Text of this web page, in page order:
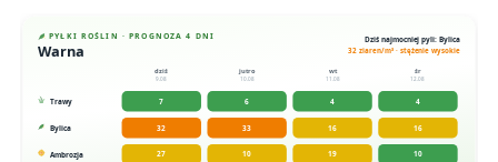
PYŁKI ROŚLIN · PROGNOZA 4 DNI
Warna
Dziś najmocniej pyli: Bylica
32 ziaren/m³ · stężenie wysokie
dziś
9.08
jutro
10.08
wt
11.08
śr
12.08
Trawy 7 6 4 4
Bylica 32 33 16 16
Ambrozja 27 10 19 10